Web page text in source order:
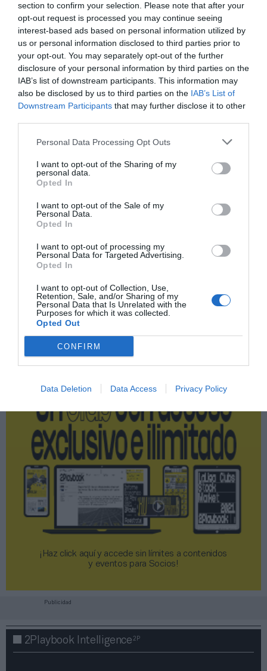
section to confirm your selection. Please note that after your
opt-out request is processed you may continue seeing
interest-based ads based on personal information utilized by
us or personal information disclosed to third parties prior to
your opt-out. You may separately opt-out of the further
disclosure of your personal information by third parties on the
IAB’s list of downstream participants. This information may
also be disclosed by us to third parties on the IAB’s List of
Downstream Participants that may further disclose it to other
Personal Data Processing Opt Outs
I want to opt-out of the Sharing of my
personal data.
Opted In
I want to opt-out of the Sale of my
Personal Data.
Opted In
I want to opt-out of processing my
Personal Data for Targeted Advertising.
Opted In
I want to opt-out of Collection, Use,
Retention, Sale, and/or Sharing of my
Personal Data that Is Unrelated with the
Purposes for which it was collected.
Opted Out
CONFIRM
Data Deletion Data Access Privacy Policy
Mizuno
De cara al presente ejercicio económico, Mizuno
espera que las ventas sigan mejorando, en todos sus
mercados, pero especialmente en Japón. Además,la
compañía potenciará los productos de indoor, fútbol
, mientras busca mantener los buenos
resultados registrados en las categorías de running y
Añadir 2Playbookcomo fuente preferida de Google
Mantente informado con las últimas noticias de actualidad.
Compartir
Imprimir
Publicidad
2Playbook Club
¡Haz click aquí y accede sin límites a contenidos
y eventos para Socios!​​​​​​​
Publicidad
2Playbook Intelligence2P